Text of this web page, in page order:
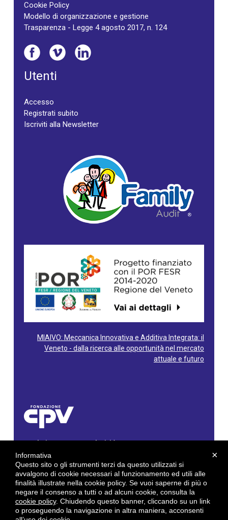
Cookie Policy
Modello di organizzazione e gestione
Trasparenza - Legge 4 agosto 2017, n. 124
Utenti
Accesso
Registrati subito
Iscriviti alla Newsletter
MIAIVO: Meccanica Innovativa e Additiva Integrata: il
Veneto - dalla ricerca alle opportunità nel mercato
attuale e futuro
Via Gioacchino Rossini, 60 - 36100 Vicenza - Italy
Tel. 0444/960500 - Fax 0444/1932220
C.F. e P. IVA: 02429800242
E-mail:info@cpv.org
E-mail certificata PEC:pec.cpv@legalmail.it
byGruppo 4 srl
×
Informativa
Questo sito o gli strumenti terzi da questo utilizzati si
avvalgono di cookie necessari al funzionamento ed utili alle
finalità illustrate nella cookie policy. Se vuoi saperne di più o
negare il consenso a tutti o ad alcuni cookie, consulta la
cookie policy. Chiudendo questo banner, cliccando su un link
o proseguendo la navigazione in altra maniera, acconsenti